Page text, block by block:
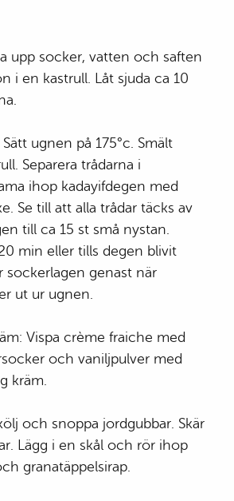
upp socker, vatten och saften
i en kastrull. Låt sjuda ca 10
ugnen på 175°c. Smält
Separera trådarna i
ihop kadayifdegen med
Se till att alla trådar täcks av
till ca 15 st små nystan.
min eller tills degen blivit
sockerlagen genast när
ut ur ugnen.
Vispa crème fraiche med
och vaniljpulver med
kräm.
och snoppa jordgubbar. Skär
Lägg i en skål och rör ihop
granatäppelsirap.